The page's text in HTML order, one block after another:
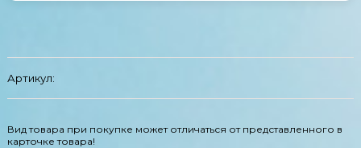
Артикул:
Вид товара при покупке может отличаться от представленного в
карточке товара!